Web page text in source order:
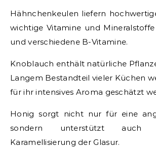
Hähnchenkeulen liefern
wichtige Vitamine und
und verschiedene B-Vitamine.
Knoblauch enthält natürliche
Langem Bestandteil vieler Küchen
für ihr intensives Aroma geschätzt
Honig sorgt nicht nur für eine
sondern unterstützt auch
Karamellisierung der Glasur.